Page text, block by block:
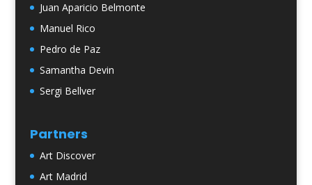
Juan Aparicio Belmonte
Manuel Rico
Pedro de Paz
Samantha Devin
Sergi Bellver
Partners
Art Discover
Art Madrid